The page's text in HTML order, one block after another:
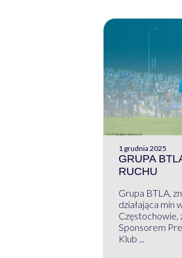
1 grudnia 2025
GRUPA
RUCHU
Grupa BTLA,
działająca min
Częstochowie,
Sponsorem
Klub ...